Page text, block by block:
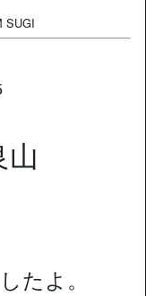
SUGI
山
たよ。